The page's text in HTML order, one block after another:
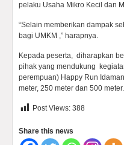
pelaku Usaha Mikro Kecil dan
“Selain memberikan dampak
bagi UMKM ,” harapnya.
Kepada peserta, diharapkan
pihak yang mendukung
perempuan) Happy Run
meter, 250 meter dan 500
Post Views: 388
Share this news